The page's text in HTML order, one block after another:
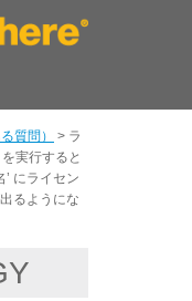
質問） > ラ
実行すると
’ にライセン
るようにな